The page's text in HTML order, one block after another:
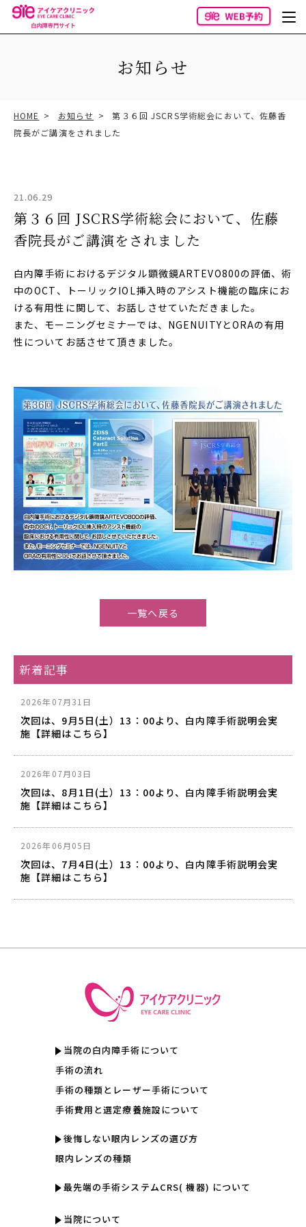
お知らせ
HOME お知らせ
第３６回 JSCRS学術総会において、佐藤香
院長がご講演をされました
21.06.29
第３６回 JSCRS学術総会において、佐藤
香院長がご講演をされました
白内障手術におけるデジタル顕微鏡ARTEVO800の評価、術
中のOCT、トーリックIOL挿入時のアシスト機能の臨床にお
ける有用性に関して、お話しさせていただきました。
また、モーニングセミナーでは、NGENUITYとORAの有用
性についてお話させて頂きました。
一覧へ戻る
新着記事
2026年07月31日
次回は、9月5日(土）13：00より、白内障手術説明会実
施【詳細はこちら】
2026年07月03日
次回は、8月1日(土）13：00より、白内障手術説明会実
施【詳細はこちら】
2026年06月05日
次回は、7月4日(土）13：00より、白内障手術説明会実
施【詳細はこちら】
当院の白内障手術について
手術の流れ
手術の種類とレーザー手術について
手術費用と選定療養施設について
後悔しない眼内レンズの選び方
眼内レンズの種類
最先端の手術システムCRS( 機器) について
当院について